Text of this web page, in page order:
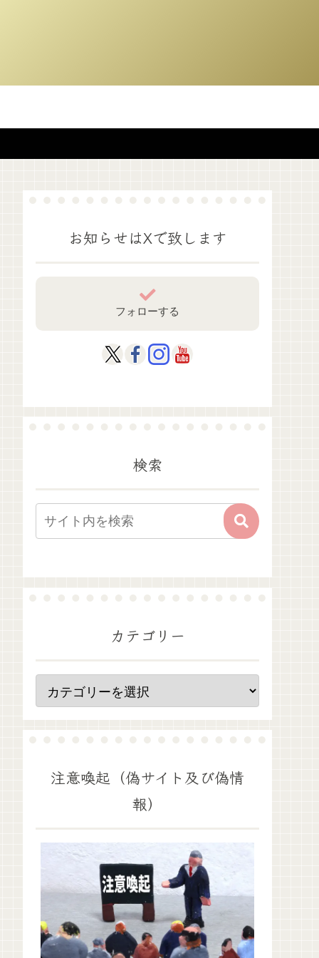
お知らせはXで致します
フォローする
検索
カテゴリー
注意喚起（偽サイト及び偽情
報）